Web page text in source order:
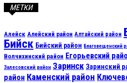
МЕТКИ
Алейск Алейский район Алтайский район
Бийск Бийский район Благовещенский
Волчихинский район Егорьевский
Залесовский район Заринск Заринский
район Каменский район